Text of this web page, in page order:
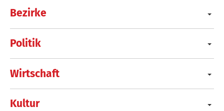
Bezirke
Politik
Wirtschaft
Kultur